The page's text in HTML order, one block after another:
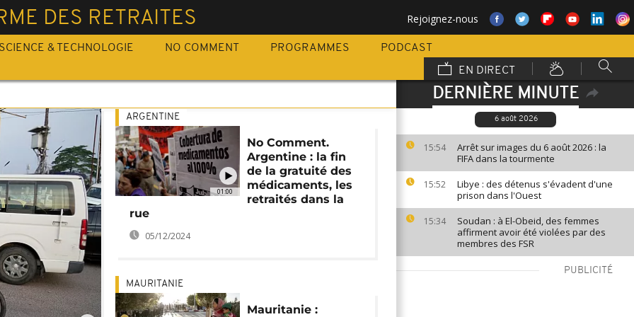
DES RETRAITES Rejoignez-nous
SCIENCE & TECHNOLOGIE NO COMMENT PROGRAMMES
PODCAST
EN DIRECT
DERNIÈRE MINUTE
6 août 2026
15:54
Arrêt sur images du 6 août 2026 : la
FIFA dans la tourmente
15:52
Libye : des détenus s'évadent d'une
prison dans l'Ouest
15:34
Soudan : à El-Obeid, des femmes
affirment avoir été violées par des
membres des FSR
PUBLICITÉ
01:00
ARGENTINE
No Comment.
Argentine : la fin
de la gratuité des
médicaments, les
retraités dans la
rue
05/12/2024
MAURITANIE
Mauritanie :